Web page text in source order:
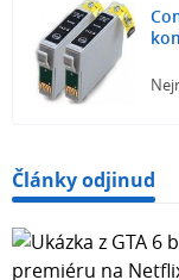
Články odjinud